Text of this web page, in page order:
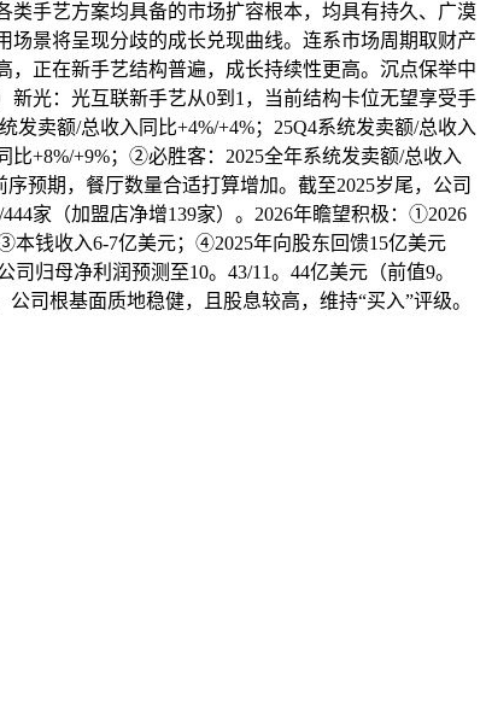
类手艺方案均具备的市场扩容根本，均具有持久、广漠
景将呈现分歧的成长兑现曲线。连系市场周期取财产
正在新手艺结构普遍，成长持续性更高。沉点保举中
光：光互联新手艺从0到1，当前结构卡位无望享受手
卖额/总收入同比+4%/+4%；25Q4系统发卖额/总收入
比+8%/+9%；②必胜客：2025全年系统发卖额/总收入
序预期，餐厅数量合适打算增加。截至2025岁尾，公司
家（加盟店净增139家）。2026年瞻望积极：①2026
本钱收入6-7亿美元；④2025年向股东回馈15亿美元
归母净利润预测至10。43/11。44亿美元（前值9。
公司根基面质地稳健，且股息较高，维持“买入”评级。